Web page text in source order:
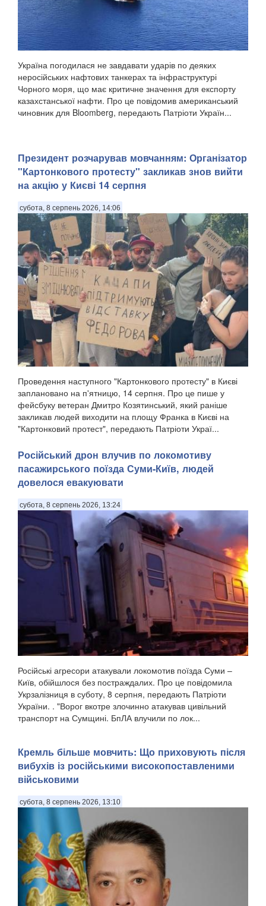
Україна погодилася не завдавати ударів по деяких
неросійських нафтових танкерах та інфраструктурі
Чорного моря, що має критичне значення для експорту
казахстанської нафти. Про це повідомив американський
чиновник для Bloomberg, передають Патріоти Україн...
Президент розчарував мовчанням: Організатор
"Картонкового протесту" закликав знов вийти
на акцію у Києві 14 серпня
субота, 8 серпень 2026, 14:06
Проведення наступного "Картонкового протесту" в Києві
заплановано на п'ятницю, 14 серпня. Про це пише у
фейсбуку ветеран Дмитро Козятинський, який раніше
закликав людей виходити на площу Франка в Києві на
"Картонковий протест", передають Патріоти Украї...
Російський дрон влучив по локомотиву
пасажирського поїзда Суми-Київ, людей
довелося евакуювати
субота, 8 серпень 2026, 13:24
Російські агресори атакували локомотив поїзда Суми –
Київ, обійшлося без постраждалих. Про це повідомила
Укрзалізниця в суботу, 8 серпня, передають Патріоти
України. . "Ворог вкотре злочинно атакував цивільний
транспорт на Сумщині. БпЛА влучили по лок...
Кремль більше мовчить: Що приховують після
вибухів із російськими високопоставленими
військовими
субота, 8 серпень 2026, 13:10